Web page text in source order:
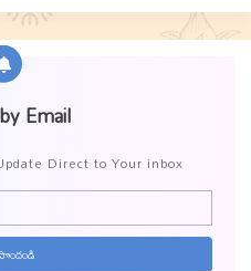
Email
Direct to Your inbox